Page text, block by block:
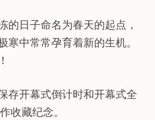
的日子命名为春天的起点，
寒中常常孕育着新的生机。
存开幕式倒计时和开幕式全
收藏纪念。